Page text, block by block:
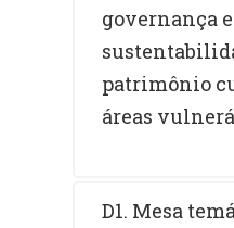
governança e
patrimônio
áreas
D1. Mesa